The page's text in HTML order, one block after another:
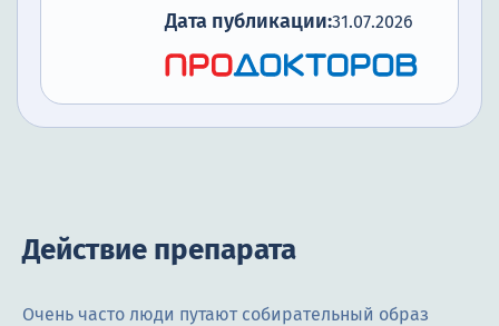
Дата публикации:31.07.2026
Действие препарата
Очень часто люди путают собирательный образ